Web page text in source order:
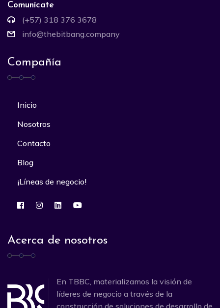
Comunícate
(+57) 318 376 3678
info@thebitbang.company
Compañía
Inicio
Nosotros
Contacto
Blog
¡Líneas de negocio!
Acerca de nosotros
En TBBC, materializamos la visión de
líderes de negocio a través de la